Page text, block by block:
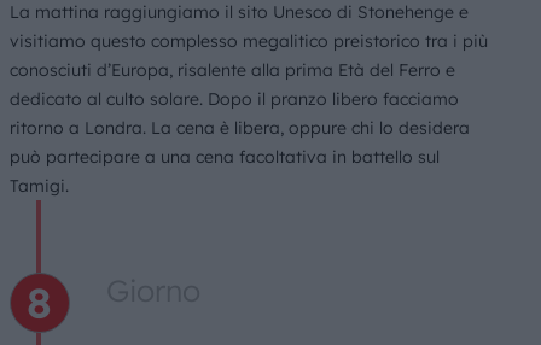
La mattina raggiungiamo il sito Unesco di Stonehenge e
visitiamo questo complesso megalitico preistorico tra i più
conosciuti d’Europa, risalente alla prima Età del Ferro e
dedicato al culto solare. Dopo il pranzo libero facciamo
ritorno a Londra. La cena è libera, oppure chi lo desidera
può partecipare a una cena facoltativa in battello sul
Tamigi.